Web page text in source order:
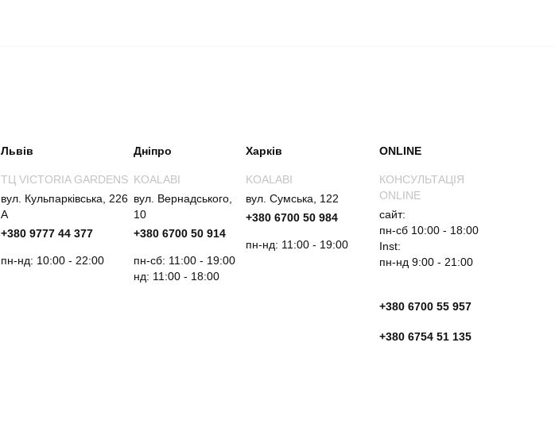
Львів
ТЦ VICTORIA GARDENS
вул. Кульпарківська, 226
А
+380 9777 44 377
пн-нд: 10:00 - 22:00
Дніпро
KOALABI
вул. Вернадського,
10
+380 6700 50 914
пн-сб: 11:00 - 19:00
нд: 11:00 - 18:00
Харків
KOALABI
вул. Сумська, 122
+380 6700 50 984
пн-нд: 11:00 - 19:00
ONLINE
КОНСУЛЬТАЦІЯ
ONLINE
сайт:
пн-сб 10:00 - 18:00
Inst:
пн-нд 9:00 - 21:00
+380 6700 55 957
+380 6754 51 135